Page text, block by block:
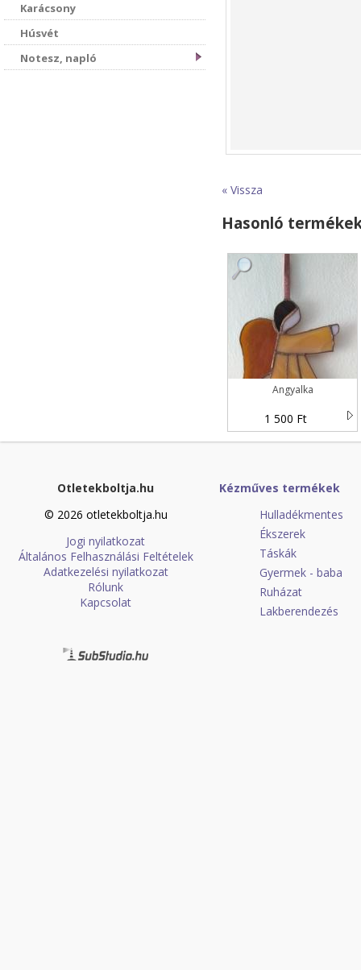
Karácsony
Húsvét
Notesz, napló
« Vissza
Hasonló
Angyalka
1 500 Ft
Otletekboltja.hu
© 2026 otletekboltja.hu
Jogi nyilatkozat
Általános Felhasználási Feltételek
Adatkezelési nyilatkozat
Rólunk
Kapcsolat
Kézműves termékek
Hulladékmentes
Ékszerek
Táskák
Gyermek - baba
Ruházat
Lakberendezés